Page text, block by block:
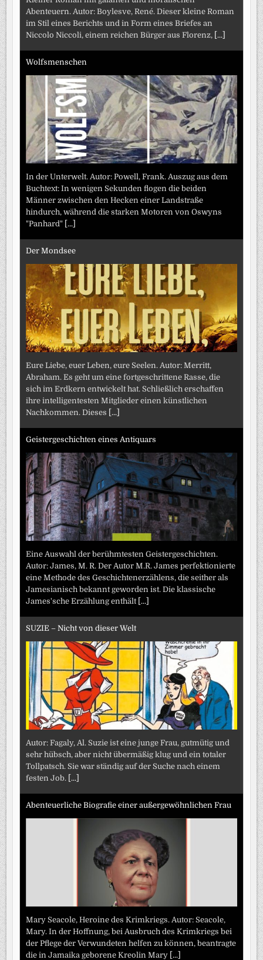
Abenteuern. Autor: Boylesve, René. Dieser kleine Roman
im Stil eines Berichts und in Form eines Briefes an
Niccolo Niccoli, einem reichen Bürger aus Florenz, [...]
Wolfsmenschen
In der Unterwelt. Autor: Powell, Frank. Auszug aus dem
Buchtext: In wenigen Sekunden flogen die beiden
Männer zwischen den Hecken einer Landstraße
hindurch, während die starken Motoren von Oswyns
"Panhard" [...]
Der Mondsee
Eure Liebe, euer Leben, eure Seelen. Autor: Merritt,
Abraham. Es geht um eine fortgeschrittene Rasse, die
sich im Erdkern entwickelt hat. Schließlich erschaffen
ihre intelligentesten Mitglieder einen künstlichen
Nachkommen. Dieses [...]
Geistergeschichten eines Antiquars
Eine Auswahl der berühmtesten Geistergeschichten.
Autor: James, M. R. Der Autor M.R. James perfektionierte
eine Methode des Geschichtenerzählens, die seither als
Jamesianisch bekannt geworden ist. Die klassische
James'sche Erzählung enthält [...]
SUZIE – Nicht von dieser Welt
Autor: Fagaly, Al. Suzie ist eine junge Frau, gutmütig und
sehr hübsch, aber nicht übermäßig klug und ein totaler
Tollpatsch. Sie war ständig auf der Suche nach einem
festen Job. [...]
Abenteuerliche Biografie einer außergewöhnlichen Frau
Mary Seacole, Heroine des Krimkriegs. Autor: Seacole,
Mary. In der Hoffnung, bei Ausbruch des Krimkriegs bei
der Pflege der Verwundeten helfen zu können, beantragte
die in Jamaika geborene Kreolin Mary [...]